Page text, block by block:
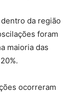
da região
foram
maioria das
ocorreram